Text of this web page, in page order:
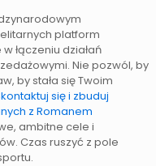
platform
łączeniu działań
Nie pozwól, by
by stała się Twoim
się i zbuduj
z Romanem
ambitne cele i
Czas ruszyć z pole